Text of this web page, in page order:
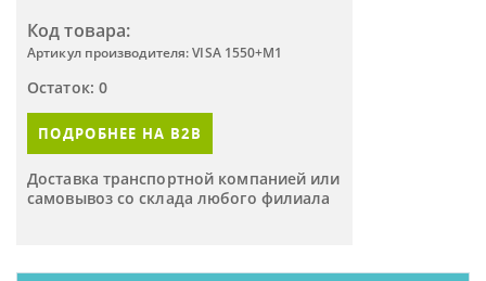
Код товара:
Артикул производителя: VISA 1550+M1
Остаток: 0
ПОДРОБНЕЕ НА B2B
Доставка транспортной компанией или
самовывоз со склада любого филиала